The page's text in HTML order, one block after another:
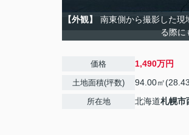
【外観】
南東側から撮影した現
る際に
価格 1,490万円
土地面積(坪数) 94.00㎡
所在地 北海道札幌市